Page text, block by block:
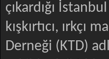
çıkardığı
kışkırtıcı, ırkçı
Derneği (KTD)